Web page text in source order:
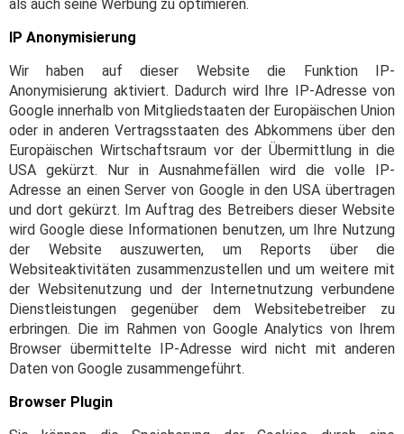
als auch seine Werbung zu optimieren.
IP Anonymisierung
Wir haben auf dieser Website die Funktion IP-
Anonymisierung aktiviert. Dadurch wird Ihre IP-Adresse von
Google innerhalb von Mitgliedstaaten der Europäischen Union
oder in anderen Vertragsstaaten des Abkommens über den
Europäischen Wirtschaftsraum vor der Übermittlung in die
USA gekürzt. Nur in Ausnahmefällen wird die volle IP-
Adresse an einen Server von Google in den USA übertragen
und dort gekürzt. Im Auftrag des Betreibers dieser Website
wird Google diese Informationen benutzen, um Ihre Nutzung
der Website auszuwerten, um Reports über die
Websiteaktivitäten zusammenzustellen und um weitere mit
der Websitenutzung und der Internetnutzung verbundene
Dienstleistungen gegenüber dem Websitebetreiber zu
erbringen. Die im Rahmen von Google Analytics von Ihrem
Browser übermittelte IP-Adresse wird nicht mit anderen
Daten von Google zusammengeführt.
Browser Plugin